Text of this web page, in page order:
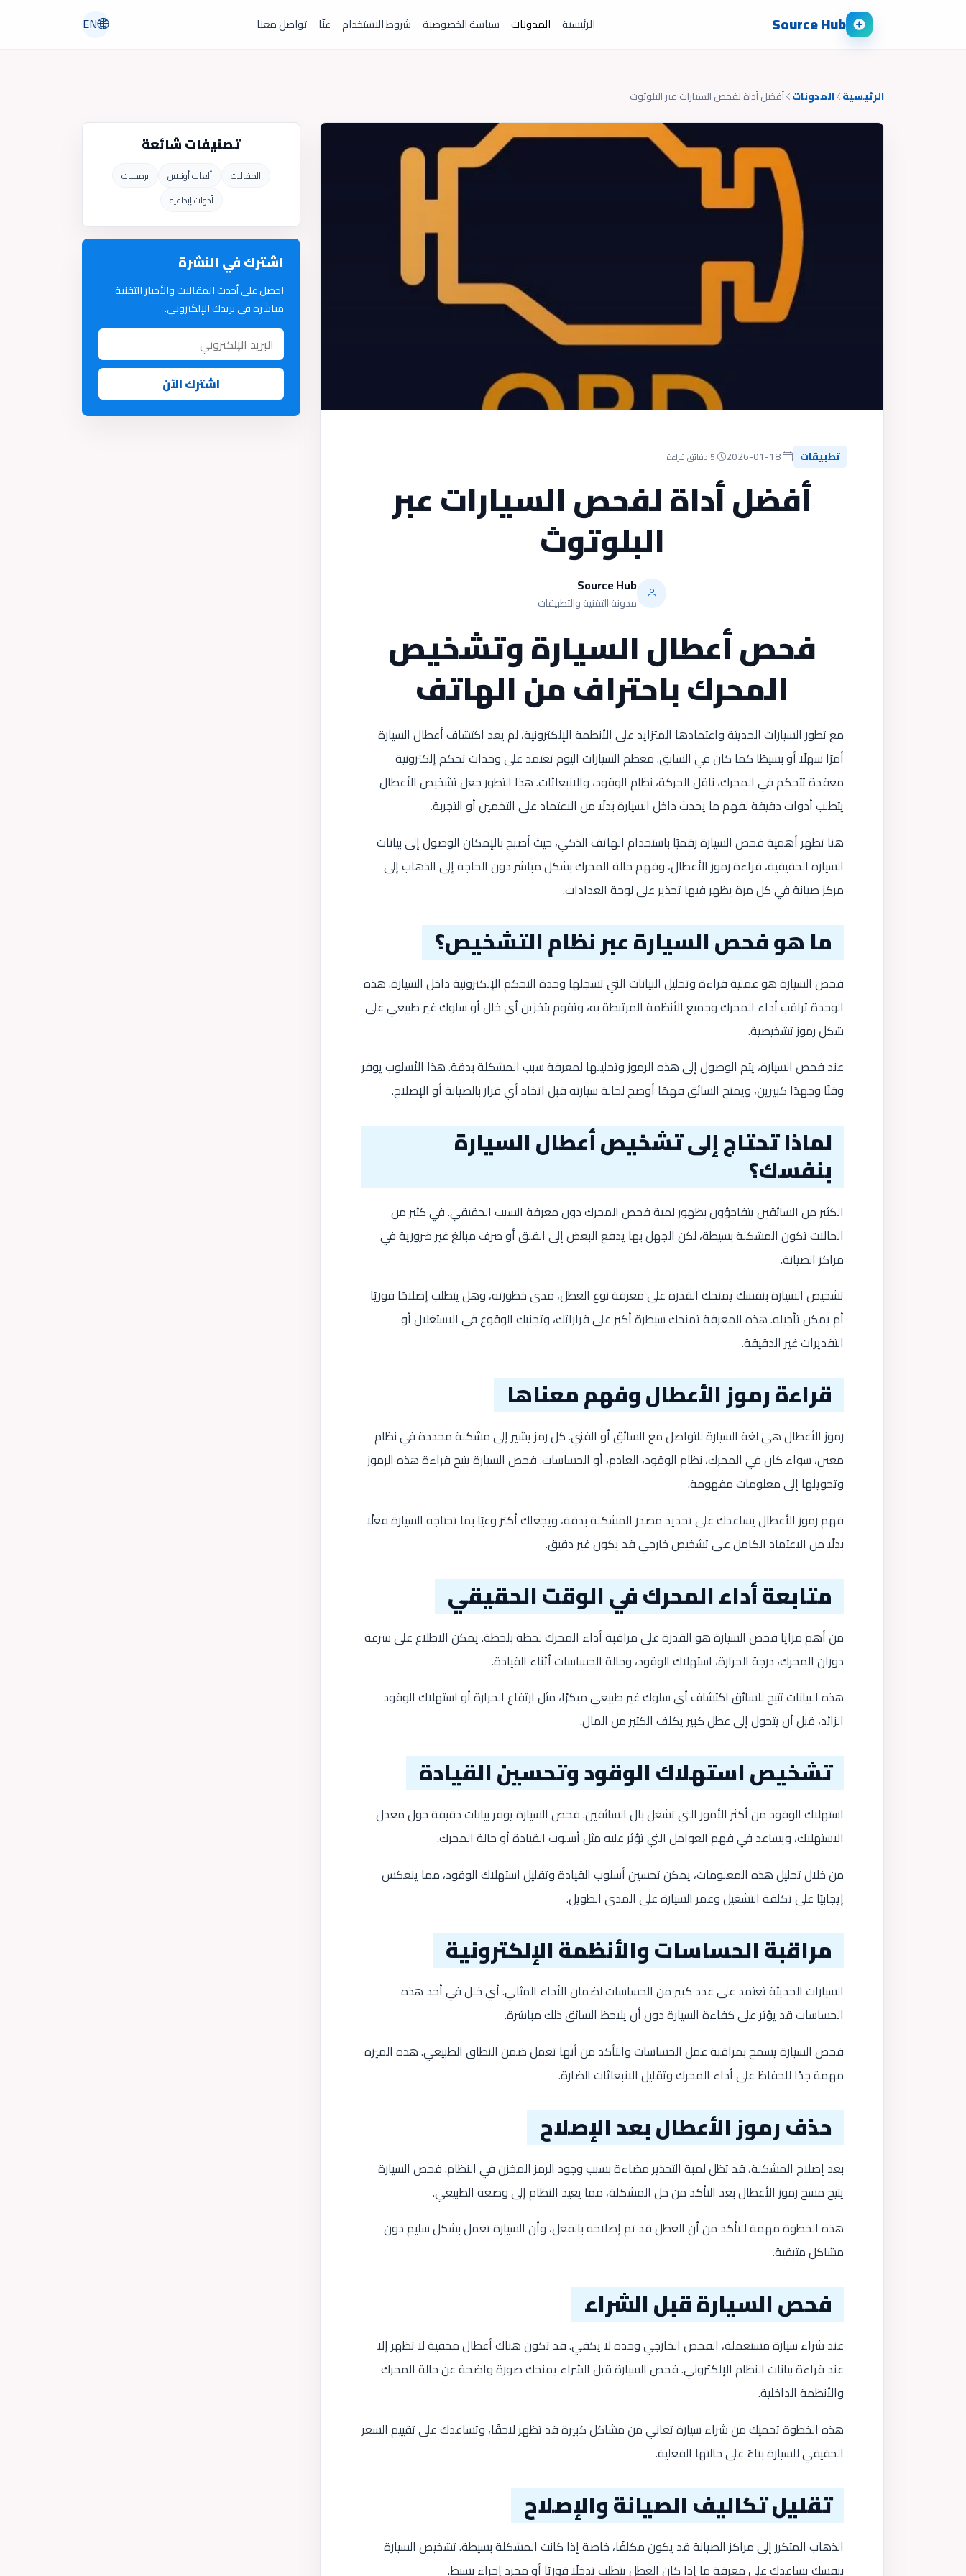
Source Hub الرئيسية المدونات سياسة الخصوصية شروط الاستخدام عنّا تواصل معنا EN
الرئيسية المدونات أفضل أداة لفحص السيارات عبر البلوتوث
تصنيفات شائعة
المقالات ألعاب أونلاين
برمجيات
أدوات إبداعية
اشترك في النشرة
احصل على أحدث المقالات والأخبار التقنية
مباشرة في بريدك الإلكتروني.
اشترك الآن
تطبيقات 2026-01-18
أفضل أداة لفحص السيارات عبر
البلوتوث
Source Hub
مدونة التقنية والتطبيقات
فحص أعطال السيارة وتشخيص
المحرك باحتراف من الهاتف
مع تطور السيارات الحديثة واعتمادها المتزايد على الأنظمة الإلكترونية، لم يعد اكتشاف أعطال السيارة
أمرًا سهلًا أو بسيطًا كما كان في السابق. معظم السيارات اليوم تعتمد على وحدات تحكم إلكترونية
معقدة تتحكم في المحرك، ناقل الحركة، نظام الوقود، والانبعاثات. هذا التطور جعل تشخيص الأعطال
يتطلب أدوات دقيقة لفهم ما يحدث داخل السيارة بدلًا من الاعتماد على التخمين أو التجربة.
هنا تظهر أهمية فحص السيارة رقميًا باستخدام الهاتف الذكي، حيث أصبح بالإمكان الوصول إلى بيانات
السيارة الحقيقية، قراءة رموز الأعطال، وفهم حالة المحرك بشكل مباشر دون الحاجة إلى الذهاب إلى
مركز صيانة في كل مرة يظهر فيها تحذير على لوحة العدادات.
ما هو فحص السيارة عبر نظام التشخيص؟
فحص السيارة هو عملية قراءة وتحليل البيانات التي تسجلها وحدة التحكم الإلكترونية داخل السيارة. هذه
الوحدة تراقب أداء المحرك وجميع الأنظمة المرتبطة به، وتقوم بتخزين أي خلل أو سلوك غير طبيعي على
شكل رموز تشخيصية.
عند فحص السيارة، يتم الوصول إلى هذه الرموز وتحليلها لمعرفة سبب المشكلة بدقة. هذا الأسلوب يوفر
وقتًا وجهدًا كبيرين، ويمنح السائق فهمًا أوضح لحالة سيارته قبل اتخاذ أي قرار بالصيانة أو الإصلاح.
لماذا تحتاج إلى تشخيص أعطال السيارة
بنفسك؟
الكثير من السائقين يتفاجؤون بظهور لمبة فحص المحرك دون معرفة السبب الحقيقي. في كثير من
الحالات تكون المشكلة بسيطة، لكن الجهل بها يدفع البعض إلى القلق أو صرف مبالغ غير ضرورية في
مراكز الصيانة.
تشخيص السيارة بنفسك يمنحك القدرة على معرفة نوع العطل، مدى خطورته، وهل يتطلب إصلاحًا فوريًا
أم يمكن تأجيله. هذه المعرفة تمنحك سيطرة أكبر على قراراتك، وتجنبك الوقوع في الاستغلال أو
التقديرات غير الدقيقة.
قراءة رموز الأعطال وفهم معناها
رموز الأعطال هي لغة السيارة للتواصل مع السائق أو الفني. كل رمز يشير إلى مشكلة محددة في نظام
معين، سواء كان في المحرك، نظام الوقود، العادم، أو الحساسات. فحص السيارة يتيح قراءة هذه الرموز
وتحويلها إلى معلومات مفهومة.
فهم رموز الأعطال يساعدك على تحديد مصدر المشكلة بدقة، ويجعلك أكثر وعيًا بما تحتاجه السيارة فعلًا
بدلًا من الاعتماد الكامل على تشخيص خارجي قد يكون غير دقيق.
متابعة أداء المحرك في الوقت الحقيقي
من أهم مزايا فحص السيارة هو القدرة على مراقبة أداء المحرك لحظة بلحظة. يمكن الاطلاع على سرعة
دوران المحرك، درجة الحرارة، استهلاك الوقود، وحالة الحساسات أثناء القيادة.
هذه البيانات تتيح للسائق اكتشاف أي سلوك غير طبيعي مبكرًا، مثل ارتفاع الحرارة أو استهلاك الوقود
الزائد، قبل أن يتحول إلى عطل كبير يكلف الكثير من المال.
تشخيص استهلاك الوقود وتحسين القيادة
استهلاك الوقود من أكثر الأمور التي تشغل بال السائقين. فحص السيارة يوفر بيانات دقيقة حول معدل
الاستهلاك، ويساعد في فهم العوامل التي تؤثر عليه مثل أسلوب القيادة أو حالة المحرك.
من خلال تحليل هذه المعلومات، يمكن تحسين أسلوب القيادة وتقليل استهلاك الوقود، مما ينعكس
إيجابيًا على تكلفة التشغيل وعمر السيارة على المدى الطويل.
مراقبة الحساسات والأنظمة الإلكترونية
السيارات الحديثة تعتمد على عدد كبير من الحساسات لضمان الأداء المثالي. أي خلل في أحد هذه
الحساسات قد يؤثر على كفاءة السيارة دون أن يلاحظ السائق ذلك مباشرة.
فحص السيارة يسمح بمراقبة عمل الحساسات والتأكد من أنها تعمل ضمن النطاق الطبيعي. هذه الميزة
مهمة جدًا للحفاظ على أداء المحرك وتقليل الانبعاثات الضارة.
حذف رموز الأعطال بعد الإصلاح
بعد إصلاح المشكلة، قد تظل لمبة التحذير مضاءة بسبب وجود الرمز المخزن في النظام. فحص السيارة
يتيح مسح رموز الأعطال بعد التأكد من حل المشكلة، مما يعيد النظام إلى وضعه الطبيعي.
هذه الخطوة مهمة للتأكد من أن العطل قد تم إصلاحه بالفعل، وأن السيارة تعمل بشكل سليم دون
مشاكل متبقية.
فحص السيارة قبل الشراء
عند شراء سيارة مستعملة، الفحص الخارجي وحده لا يكفي. قد تكون هناك أعطال مخفية لا تظهر إلا
عند قراءة بيانات النظام الإلكتروني. فحص السيارة قبل الشراء يمنحك صورة واضحة عن حالة المحرك
والأنظمة الداخلية.
هذه الخطوة تحميك من شراء سيارة تعاني من مشاكل كبيرة قد تظهر لاحقًا، وتساعدك على تقييم السعر
الحقيقي للسيارة بناءً على حالتها الفعلية.
تقليل تكاليف الصيانة والإصلاح
الذهاب المتكرر إلى مراكز الصيانة قد يكون مكلفًا، خاصة إذا كانت المشكلة بسيطة. تشخيص السيارة
بنفسك يساعدك على معرفة ما إذا كان العطل يتطلب تدخلًا فوريًا أو مجرد إجراء بسيط.